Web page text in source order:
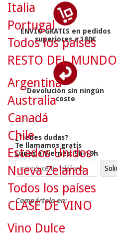
ENVÍO GRATIS en pedidos
superiores a 180€
Devolución sin ningún
coste
¿Tienes dudas?
Te llamamos gratis
Lunes a Viernes: 9h-19h
Compártelo en:
Italia
Portugal
Todos los países
RESTO DEL MUNDO
Argentina
Australia
Canadá
Chile
Estados Unidos
Nueva Zelanda
Todos los países
CLASE DE VINO
Vino Dulce